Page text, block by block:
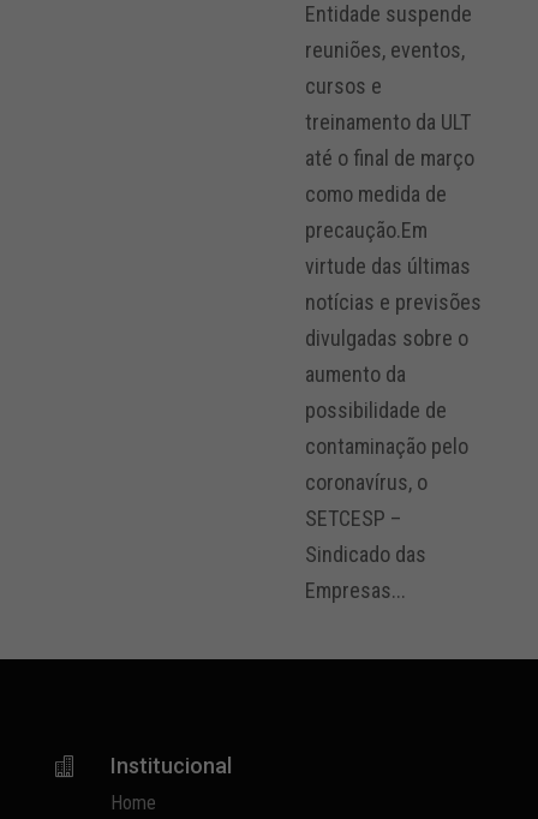
Entidade suspende
reuniões, eventos,
cursos e
treinamento da ULT
até o final de março
como medida de
precaução.Em
virtude das últimas
notícias e previsões
divulgadas sobre o
aumento da
possibilidade de
contaminação pelo
coronavírus, o
SETCESP –
Sindicado das
Empresas...
 Institucional
Home